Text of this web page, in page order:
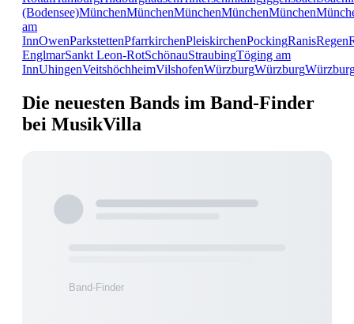
(Bodensee)MünchenMünchenMünchenMünchenMünchen
am
InnOwenParkstettenPfarrkirchenPleiskirchenPockingRanisRegen
EnglmarSankt Leon-RotSchönauStraubingTöging am
InnUhingenVeitshöchheimVilshofenWürzburgWürzburg
Die neuesten Bands im Band-Finder
bei MusikVilla